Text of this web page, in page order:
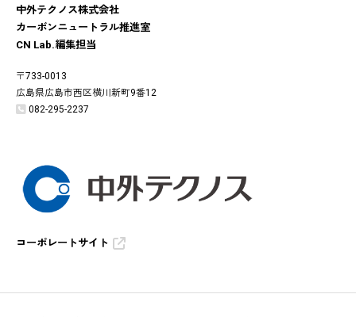
中外テクノス株式会社
カーボンニュートラル推進室
CN Lab.編集担当
〒733-0013
広島県広島市西区横川新町9番12
082-295-2237
コーポレートサイト